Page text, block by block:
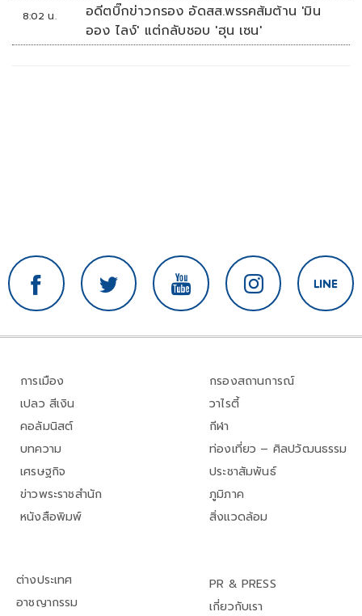
8:02 น.
อดีตบิ๊กข่าวกรอง อัดสส.พรรคส้มต้าน 'มิน
ออง ไลง์' แต่กลับชอบ 'ฮุน เซน'
การเมือง
เปลว สีเงิน
คอลัมนิสต์
บทความ
เศรษฐกิจ
ข่าวพระราชสำนัก
หนังสือพิมพ์
กรองสถานการณ์
วาไรตี้
กีฬา
ท่องเที่ยว – ศิลปวัฒนธรรม
ประชาสัมพันธ์
ภูมิภาค
สิ่งแวดล้อม
ต่างประเทศ
อาชญากรรม
PR & PRESS
เกี่ยวกับเรา